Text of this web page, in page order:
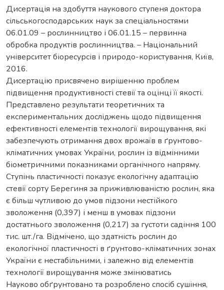
Дисертація на здобуття наукового ступеня доктора
сільськогосподарських наук за спеціальностями
06.01.09 – рослинництво і 06.01.15 – первинна
обробка продуктів рослинництва. – Національний
університет біоресурсів і природо-користування, Київ,
2016.
Дисертацію присвячено вирішенню проблем
підвищення продуктивності стевії та оцінці її якості.
Представлено результати теоретичних та
експериментальних досліджень щодо підвищення
ефективності елементів технології вирощування, які
забезпечують отримання двох врожаїв в ґрунтово-
кліматичних умовах України, рослин із відмінними
біометричними показниками органічного напряму.
Ступінь пластичності показує екологічну адаптацію
стевії сорту Берегиня за приживлюваністю рослин, яка
є більш чутливою до умов підзони нестійкого
зволоження (0,397) і менш в умовах підзони
достатнього зволоження (0,217) за густоти садіння 100
тис. шт./га. Відмічено, що здатність рослин до
екологічної пластичності в ґрунтово-кліматичних зонах
України є нестабільними, і залежно від елементів
технології вирощування може змінюватись
Науково обґрунтовано та розроблено спосіб сушіння,